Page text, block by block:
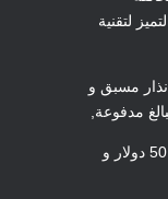
لتقنية
مسبق و
مدفوعة,
. وسيتم تغريمه إجبارياً على كل بريد بـ 50 دولار و